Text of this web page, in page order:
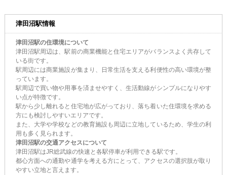
津田沼駅情報
津田沼駅の住環境について
津田沼駅周辺は、駅前の商業機能と住宅エリアがバランスよく共存して
いる街です。
駅周辺には商業施設が集まり、日常生活を支える利便性の高い環境が整
っています。
駅周辺で買い物や用事を済ませやすく、生活動線がシンプルになりやす
い点が特徴です。
駅から少し離れると住宅地が広がっており、落ち着いた住環境を求める
方にも検討しやすいエリアです。
また、大学や学校などの教育施設も周辺に立地しているため、学生の利
用も多く見られます。
津田沼駅の交通アクセスについて
津田沼駅はJR総武線の快速と各駅停車が利用できる駅です。
都心方面への通勤や通学を考える方にとって、アクセスの選択肢が取り
やすい立地と言えます。